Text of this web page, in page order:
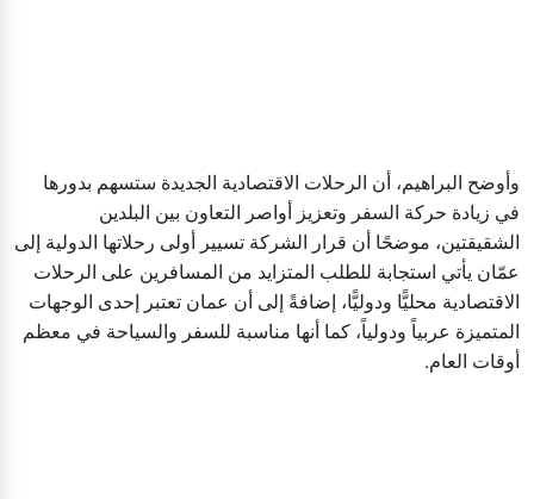
وأوضح البراهيم، أن الرحلات الاقتصادية الجديدة ستسهم بدورها
في زيادة حركة السفر وتعزيز أواصر التعاون بين البلدين
الشقيقتين، موضحًا أن قرار الشركة تسيير أولى رحلاتها الدولية إلى
عمّان يأتي استجابة للطلب المتزايد من المسافرين على الرحلات
الاقتصادية محليًّا ودوليًّا، إضافةً إلى أن عمان تعتبر إحدى الوجهات
المتميزة عربياً ودولياً، كما أنها مناسبة للسفر والسياحة في معظم
أوقات العام.